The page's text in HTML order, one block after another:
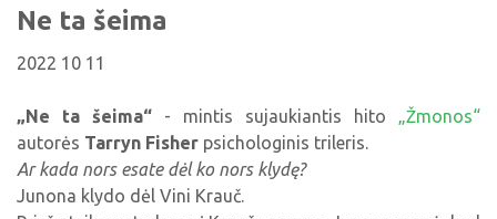
Biblioteka visiems
Žymūs kupiškėnai
Skulptūros, prabylančios autoriaus balsu
Mūsų kraštas
Virtualios parodos
Edukaciniai užsiėmimai
NVŠ programa „Atrask ir kurk"
Periodiniai leidiniai
Padaliniai
Ne ta šeima
2022 10 11
„Ne ta šeima“ - mintis sujaukiantis hito „Žmonos“
autorės Tarryn Fisher psichologinis trileris.
Ar kada nors esate dėl ko nors klydę?
Junona klydo dėl Vini Krauč.